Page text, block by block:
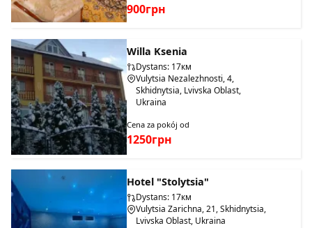
900грн
Willa Ksenia
Dystans: 17км
Vulytsia Nezalezhnosti, 4,
Skhidnytsia, Lvivska Oblast,
Ukraina
Cena za pokój od
1250грн
Hotel "Stolytsia"
Dystans: 17км
Vulytsia Zarichna, 21, Skhidnytsia,
Lvivska Oblast, Ukraina